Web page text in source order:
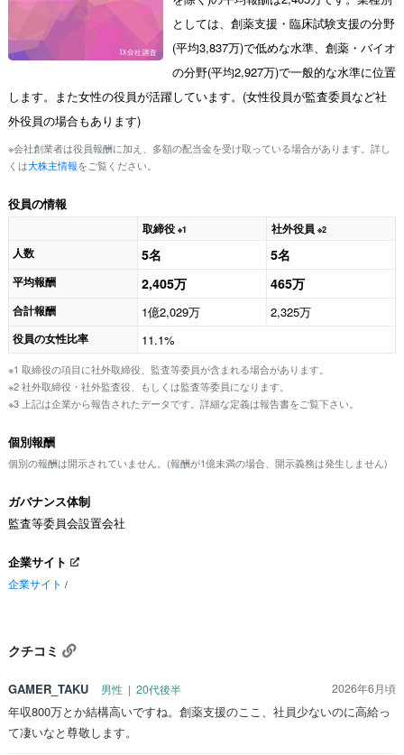
としては、創薬支援・臨床試験支援の分野
(平均3,837万)で低めな水準、創薬・バイオ
の分野(平均2,927万)で一般的な水準に位置
します。また女性の役員が活躍しています。(女性役員が監査委員など社
外役員の場合もあります)
※会社創業者は役員報酬に加え、多額の配当金を受け取っている場合があります。詳し
くは大株主情報をご覧ください。
役員の情報
取締役 ※1 社外役員 ※2
人数 5名 5名
平均報酬 2,405万 465万
合計報酬 1億2,029万 2,325万
役員の女性比率 11.1%
※1 取締役の項目に社外取締役、監査等委員が含まれる場合があります。
※2 社外取締役・社外監査役、もしくは監査等委員になります。
※3 上記は企業から報告されたデータです。詳細な定義は報告書をご覧下さい。
個別報酬
個別の報酬は開示されていません。(報酬が1億未満の場合、開示義務は発生しません)
ガバナンス体制
監査等委員会設置会社
企業サイト
企業サイト /
クチコミ
GAMER_TAKU 男性 | 20代後半 2026年6月頃
年収800万とか結構高いですね。創薬支援のここ、社員少ないのに高給っ
て凄いなと尊敬します。